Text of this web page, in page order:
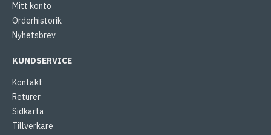
Mitt konto
Orderhistorik
Nyhetsbrev
KUNDSERVICE
Kontakt
Returer
Sidkarta
Tillverkare